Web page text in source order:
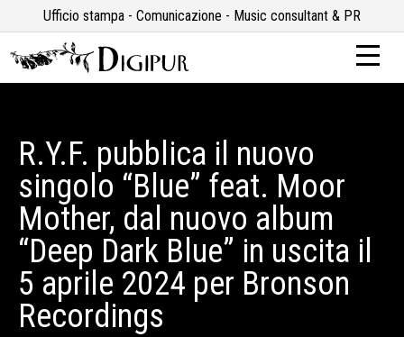
Ufficio stampa - Comunicazione - Music consultant & PR
R.Y.F. pubblica il nuovo
singolo “Blue” feat. Moor
Mother, dal nuovo album
“Deep Dark Blue” in uscita il
5 aprile 2024 per Bronson
Recordings